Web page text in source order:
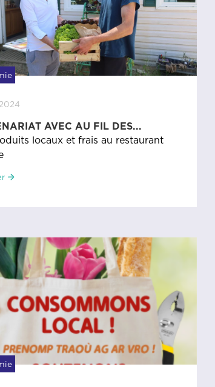
AVEC AU FIL DES...
locaux et frais au restaurant